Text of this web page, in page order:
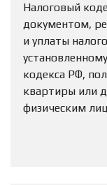
Налоговый
документом,
и уплаты
кодекса РФ,
квартиры или
физическим